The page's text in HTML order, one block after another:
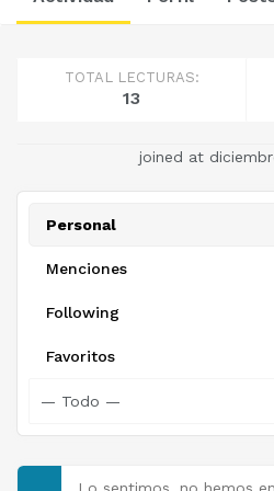
TOTAL LECTURAS:
13
joined at
Personal
Menciones
Following
Favoritos
Lo sentimos, no hemos